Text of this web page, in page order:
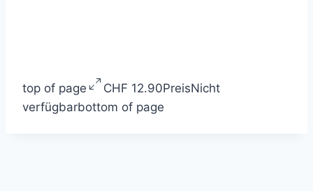
top of page CHF 12.90PreisNicht
verfügbarbottom of page